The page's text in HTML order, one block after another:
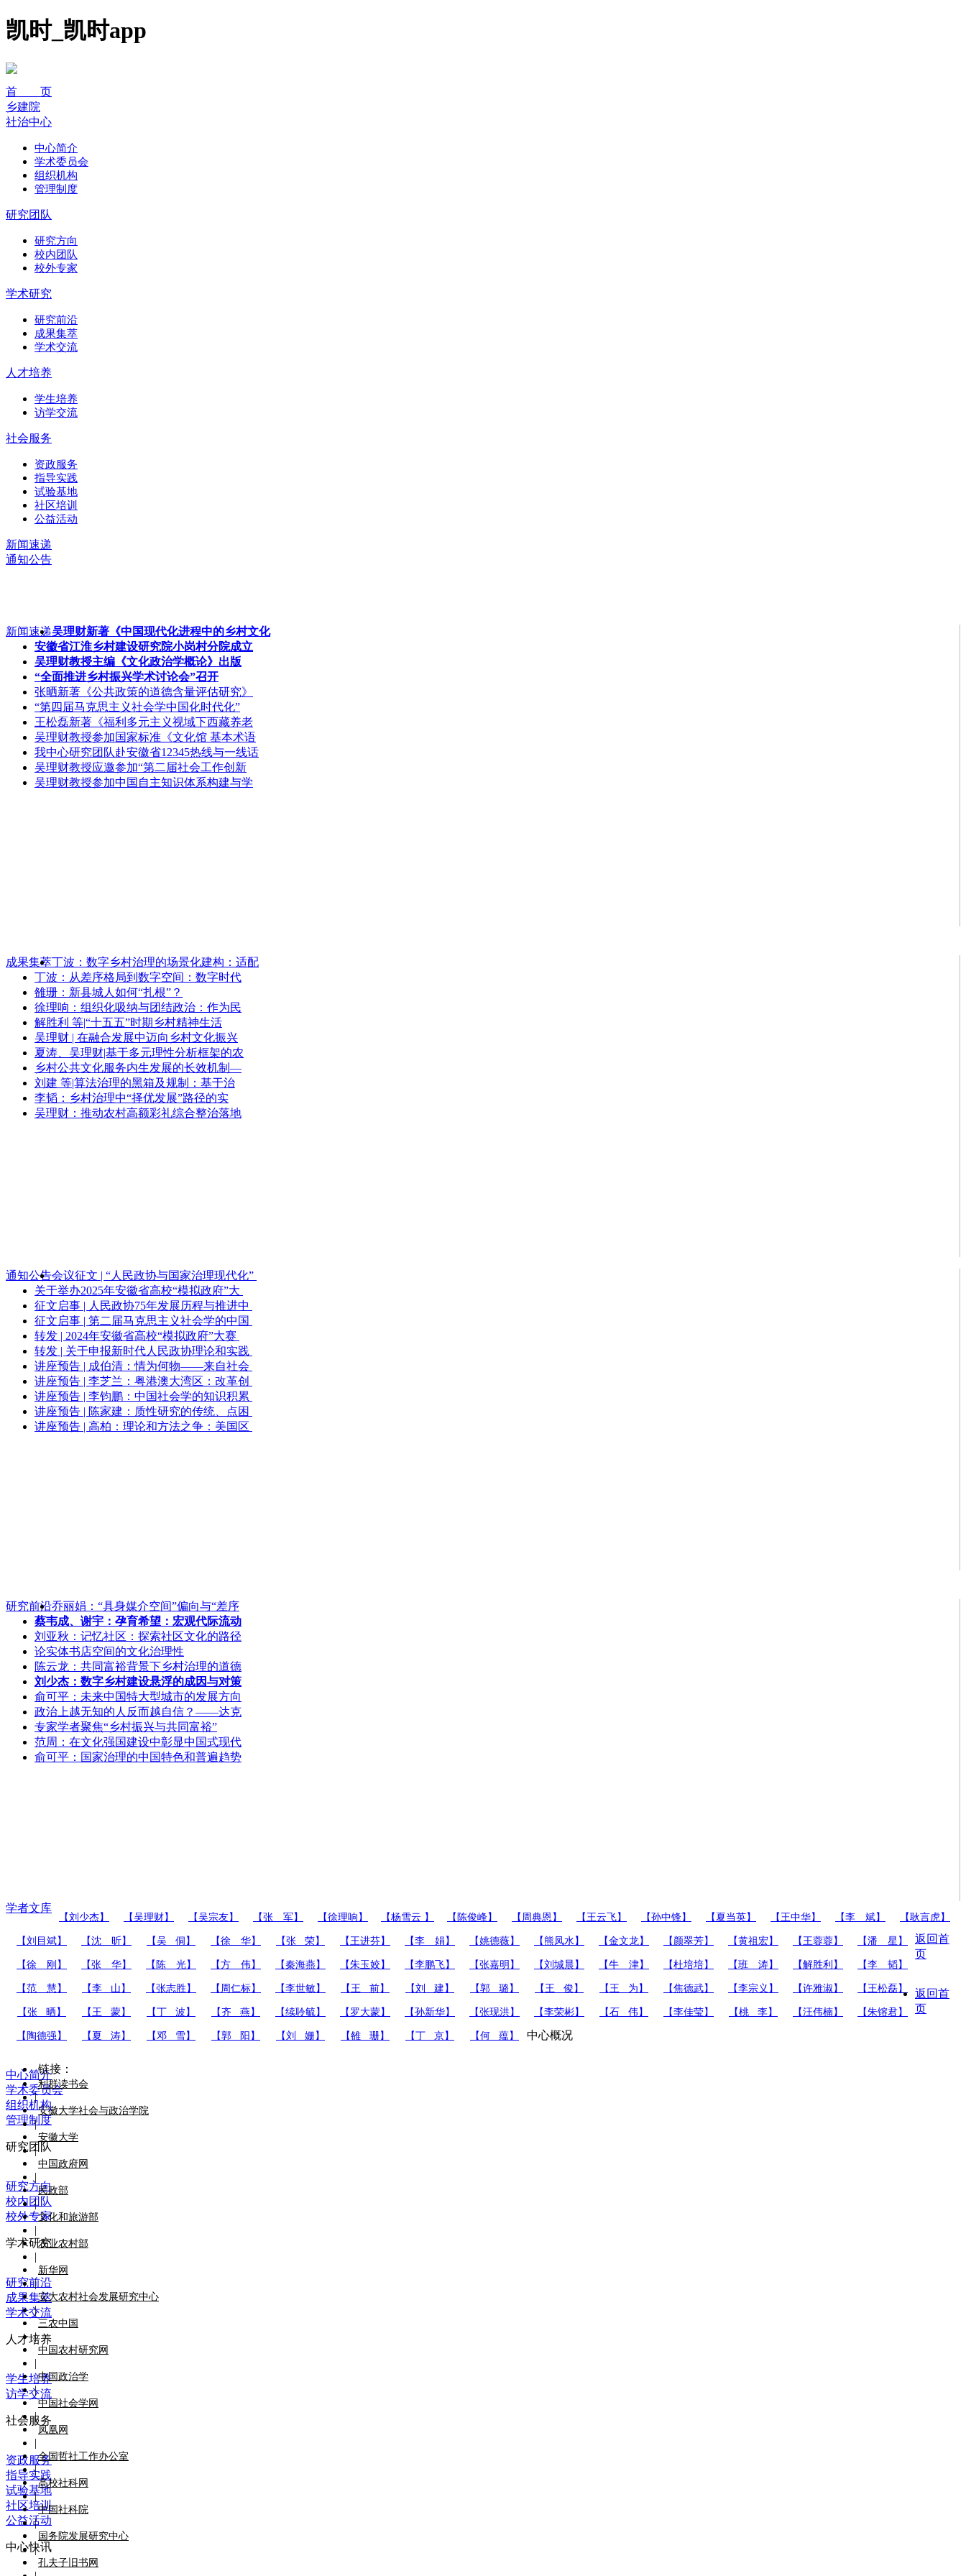
凯时_凯时app
首 页
乡建院
社治中心
中心简介
学术委员会
组织机构
管理制度
研究团队
研究方向
校内团队
校外专家
学术研究
研究前沿
成果集萃
学术交流
人才培养
学生培养
访学交流
社会服务
资政服务
指导实践
试验基地
社区培训
公益活动
新闻速递
通知公告
新闻速递吴理财新著《中国现代化进程中的乡村文化
安徽省江淮乡村建设研究院小岗村分院成立
吴理财教授主编《文化政治学概论》出版
“全面推进乡村振兴学术讨论会”召开
张晒新著《公共政策的道德含量评估研究》
“第四届马克思主义社会学中国化时代化”
王松磊新著《福利多元主义视域下西藏养老
吴理财教授参加国家标准《文化馆 基本术语
我中心研究团队赴安徽省12345热线与一线话
吴理财教授应邀参加“第二届社会工作创新
吴理财教授参加中国自主知识体系构建与学
成果集萃丁波：数字乡村治理的场景化建构：适配
丁波：从差序格局到数字空间：数字时代
雒珊：新县城人如何“扎根”？
徐理响：组织化吸纳与团结政治：作为民
解胜利 等|“十五五”时期乡村精神生活
吴理财 | 在融合发展中迈向乡村文化振兴
夏涛、吴理财|基于多元理性分析框架的农
乡村公共文化服务内生发展的长效机制—
刘建 等|算法治理的黑箱及规制：基于治
李韬：乡村治理中“择优发展”路径的实
吴理财：推动农村高额彩礼综合整治落地
通知公告会议征文 | “人民政协与国家治理现代化”
关于举办2025年安徽省高校“模拟政府”大
征文启事 | 人民政协75年发展历程与推进中
征文启事 | 第二届马克思主义社会学的中国
转发 | 2024年安徽省高校“模拟政府”大赛
转发 | 关于申报新时代人民政协理论和实践
讲座预告 | 成伯清：情为何物——来自社会
讲座预告 | 李芝兰：粤港澳大湾区：改革创
讲座预告 | 李钧鹏：中国社会学的知识积累
讲座预告 | 陈家建：质性研究的传统、点困
讲座预告 | 高柏：理论和方法之争：美国区
研究前沿乔丽娟：“具身媒介空间”偏向与“差序
蔡韦成、谢宇：孕育希望：宏观代际流动
刘亚秋：记忆社区：探索社区文化的路径
论实体书店空间的文化治理性
陈云龙：共同富裕背景下乡村治理的道德
刘少杰：数字乡村建设悬浮的成因与对策
俞可平：未来中国特大型城市的发展方向
政治上越无知的人反而越自信？——达克
专家学者聚焦“乡村振兴与共同富裕”
范周：在文化强国建设中彰显中国式现代
俞可平：国家治理的中国特色和普遍趋势
学者文库
【刘少杰】 【吴理财】 【吴宗友】 【张 军】 【徐理响】 【杨雪云 】 【陈俊峰】 【周典恩】 【王云飞】 【孙中锋】 【夏当英】 【王中华】 【李 斌】 【耿言虎】
【刘目斌】 【沈 昕】 【吴 侗】 【徐 华】 【张 荣】 【王进芬】 【李 娟】 【姚德薇】 【熊凤水】 【金文龙】 【颜翠芳】 【黄祖宏】 【王蓉蓉】 【潘 星】
【徐 刚】 【张 华】 【陈 光】 【方 伟】 【秦海燕】 【朱玉姣】 【李鹏飞】 【张嘉明】 【刘城晨】 【牛 津】 【杜培培】 【班 涛】 【解胜利】 【李 韬】
【范 慧】 【李 山】 【张志胜】 【周仁标】 【李世敏】 【王 前】 【刘 建】 【郭 璐】 【王 俊】 【王 为】 【焦德武】 【李宗义】 【许雅淑】 【王松磊】
【张 晒】 【王 蒙】 【丁 波】 【齐 燕】 【续聆毓】 【罗大蒙】 【孙新华】 【张现洪】 【李荣彬】 【石 伟】 【李佳莹】 【桃 李】 【汪伟楠】 【朱镕君】
【陶德强】 【夏 涛】 【邓 雪】 【郭 阳】 【刘 姗】 【雒 珊】 【丁 京】 【何 蕴】
返回首
页
返回首
页
中心概况
中心简介
学术委员会
组织机构
管理制度
研究团队
研究方向
校内团队
校外专家
学术研究
研究前沿
成果集萃
学术交流
人才培养
学生培养
访学交流
社会服务
资政服务
指导实践
试验基地
社区培训
公益活动
中心快讯
链接：
利群读书会
|
安徽大学社会与政治学院
|
安徽大学
|
中国政府网
|
民政部
|
文化和旅游部
|
农业农村部
|
新华网
|
安大农村社会发展研究中心
|
三农中国
|
中国农村研究网
|
中国政治学
|
中国社会学网
|
凤凰网
|
全国哲社工作办公室
|
高校社科网
|
中国社科院
|
国务院发展研究中心
|
孔夫子旧书网